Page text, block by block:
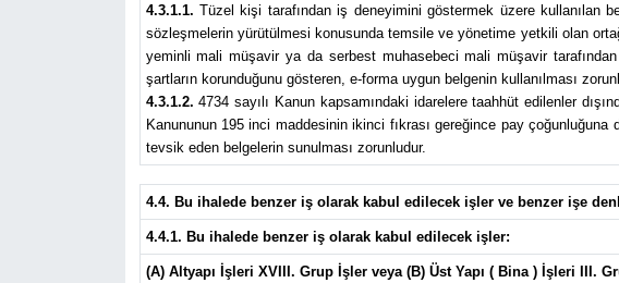
4.3.1.1. Tüzel kişi tarafından iş deneyimini göstermek üzere kullanılan
sözleşmelerin yürütülmesi konusunda temsile ve yönetime yetkili olan
yeminli mali müşavir ya da serbest muhasebeci mali müşavir
şartların korunduğunu gösteren, e-forma uygun belgenin kullanılması
4.3.1.2. 4734 sayılı Kanun kapsamındaki idarelere taahhüt edilenler
Kanununun 195 inci maddesinin ikinci fıkrası gereğince pay
tevsik eden belgelerin sunulması zorunludur.
4.4. Bu ihalede benzer iş olarak kabul edilecek işler ve benzer işe
4.4.1. Bu ihalede benzer iş olarak kabul edilecek işler:
(A) Altyapı İşleri XVIII. Grup İşler veya (B) Üst Yapı ( Bina ) İşleri III.